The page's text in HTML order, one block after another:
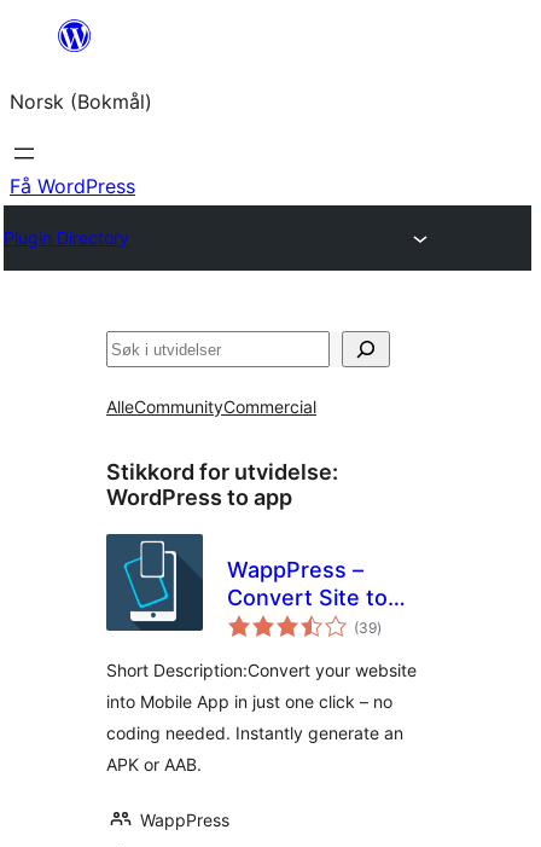
Hopp
innhold
Norsk (Bokmål)
Få WordPress
Plugin Directory
Søk
AlleCommunityCommercial
Stikkord for utvidelse:
WordPress to app
WappPress –
Convert Site to
App Fast –
Mobile App Builder
(39totale
vurderinger
)
Short Description:Convert your website
into Mobile App in just one click – no
coding needed. Instantly generate an
APK or AAB.
WappPress